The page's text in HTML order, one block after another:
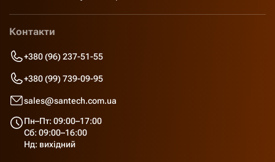
Контакти
+380 (96) 237-51-55
+380 (99) 739-09-95
sales@santech.com.ua
Пн–Пт: 09:00–17:00
Сб: 09:00–16:00
Нд: вихідний